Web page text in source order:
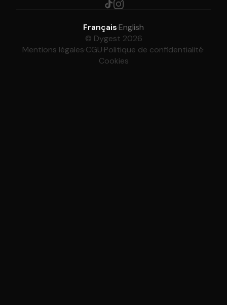
Français·English
© Dygest 2026
Mentions légales·CGU·Politique de confidentialité·
Cookies